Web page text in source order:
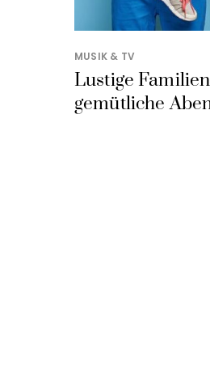
MUSIK & TV
Lustige
gemütliche